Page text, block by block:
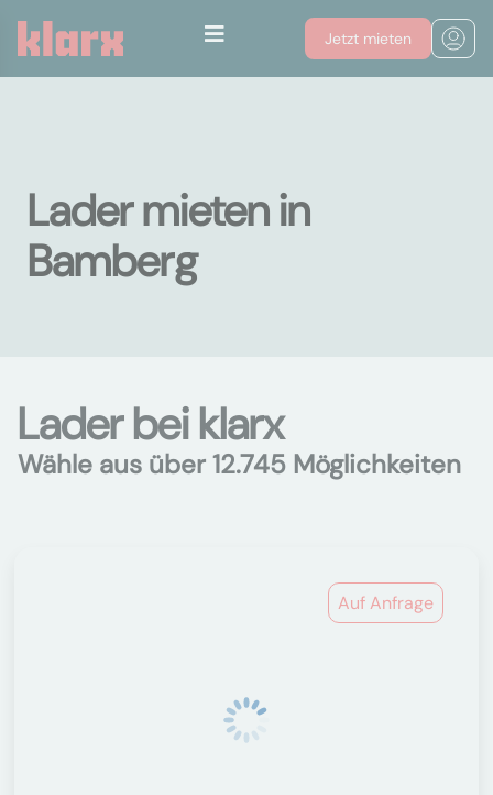
Jetzt mieten
Lader mieten in
Bamberg
Lader bei klarx
Wähle aus über 12.745 Möglichkeiten
Auf Anfrage